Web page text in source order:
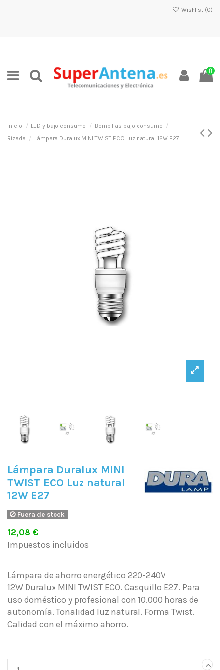
Wishlist (0)
0
Inicio LED y bajo consumo
Bombillas bajo consumo
Rizada
Lámpara Duralux MINI TWIST ECO Luz natural 12W E27
Lámpara Duralux MINI
TWIST ECO Luz natural
12W E27
Fuera de stock
12,08 €
Impuestos incluidos
Lámpara de ahorro energético 220-240V
12W Duralux MINI TWIST ECO. Casquillo E27. Para
uso doméstico y profesional con 10.000 horas de
autonomía. Tonalidad luz natural. Forma Twist.
Calidad con el máximo ahorro.